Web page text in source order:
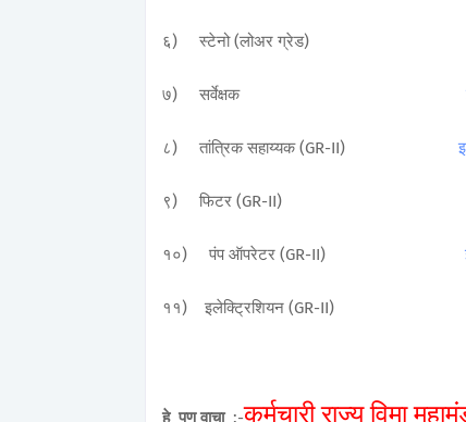
६) स्टेनो (लोअर ग्रेड)
७) सर्वेक्षक
८) तांत्रिक सहाय्यक (GR-II)
९) फिटर (GR-II)
१०) पंप ऑपरेटर (GR-II)
११) इलेक्ट्रिशियन (GR-II)
हे पण वाचा :-कर्मचारी राज्य विमा